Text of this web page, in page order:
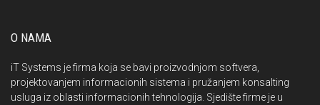
O NAMA
iT Systems je firma koja se bavi proizvodnjom softvera,
projektovanjem informacionih sistema i pružanjem konsalting
usluga iz oblasti informacionih tehnologija. Sjedište firme je u